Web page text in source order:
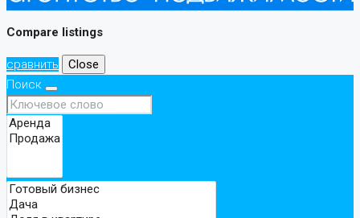
Compare listings
сравнить
Close
Поиск